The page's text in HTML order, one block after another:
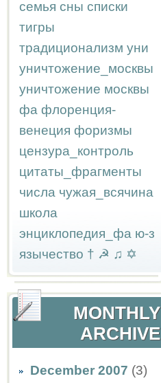
семья сны списки
тигры
традиционализм уни
уничтожение_москвы
уничтожение москвы
фа флоренция-
венеция форизмы
цензура_контроль
цитаты_фрагменты
числа чужая_всячина
школа
энциклопедия_фа ю-з
язычество † ☭ ♫ ✡
MONTHLY
ARCHIVE
December 2007 (3)